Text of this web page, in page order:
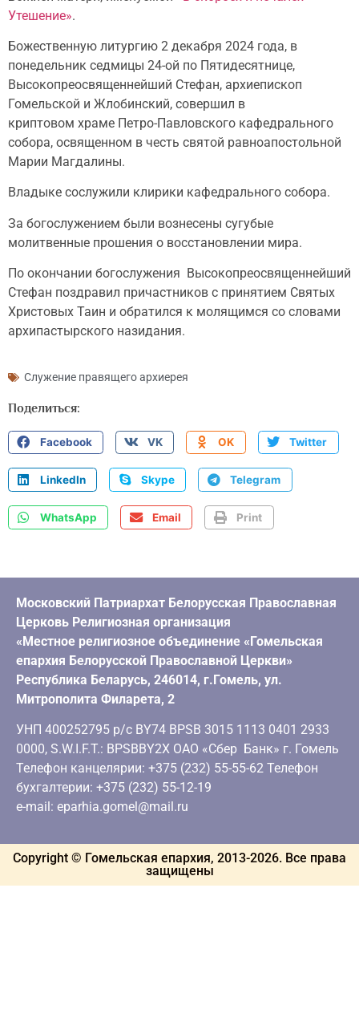
Утешение».
Божественную литургию 2 декабря 2024 года, в
понедельник седмицы 24-ой по Пятидесятнице,
Высокопреосвященнейший Стефан, архиепископ
Гомельской и Жлобинский, совершил в
криптовом храме Петро-Павловского кафедрального
собора, освященном в честь святой равноапостольной
Марии Магдалины.
Владыке сослужили клирики кафедрального собора.
За богослужением были вознесены сугубые
молитвенные прошения о восстановлении мира.
По окончании богослужения Высокопреосвященнейший
Стефан поздравил причастников с принятием Святых
Христовых Таин и обратился к молящимся со словами
архипастырского назидания.
Служение правящего архиерея
Поделиться:
Facebook VK OK Twitter
LinkedIn Skype Telegram
WhatsApp Email Print
Московский Патриархат Белорусская Православная
Церковь Религиозная организация
«Местное религиозное объединение «Гомельская
епархия Белорусской Православной Церкви»
Республика Беларусь, 246014, г.Гомель, ул.
Митрополита Филарета, 2
УНП 400252795 р/с BY74 BPSB 3015 1113 0401 2933
0000, S.W.I.F.T.: BPSBBY2X ОАО «Сбер Банк» г. Гомель
Телефон канцелярии: +375 (232) 55-55-62 Телефон
бухгалтерии: +375 (232) 55-12-19
e-mail: eparhia.gomel@mail.ru
Copyright © Гомельская епархия, 2013-2026. Все права
защищены